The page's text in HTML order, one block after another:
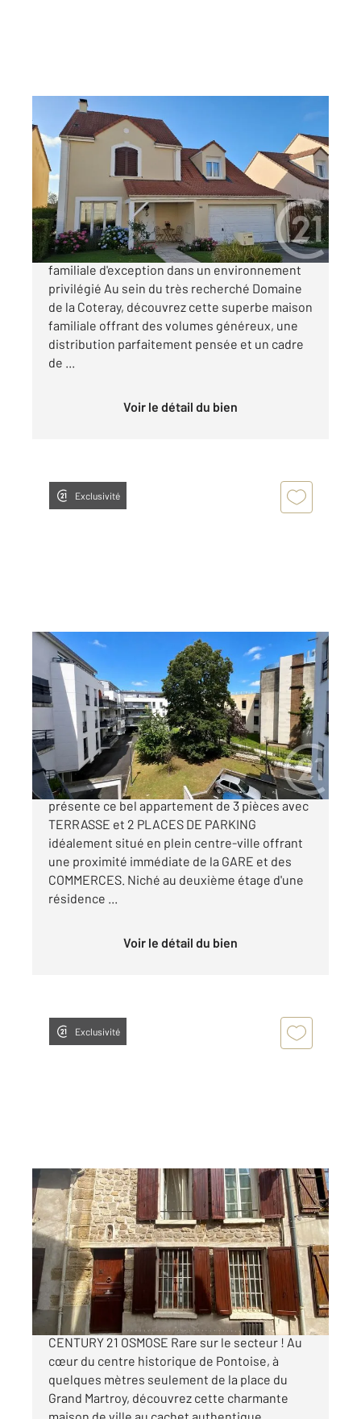
OSNY 95
153 m , 6 pièces
Ref : 677655
Maison à vendre
499 900 €
« LE DOMAINE DE LA COTERAY » Une maison
familiale d'exception dans un environnement
privilégié Au sein du très recherché Domaine
de la Coteray, découvrez cette superbe maison
familiale offrant des volumes généreux, une
distribution parfaitement pensée et un cadre
de ...
Voir le détail du bien
Exclusivité
ST OUEN L AUMONE 95
63 m2, 3 pièces
Ref : 677740
Appartement F3 à vendre
211 000 €
CENTRE-VILLE Century21 Osmose vous
présente ce bel appartement de 3 pièces avec
TERRASSE et 2 PLACES DE PARKING
idéalement situé en plein centre-ville offrant
une proximité immédiate de la GARE et des
COMMERCES. Niché au deuxième étage d'une
résidence ...
Voir le détail du bien
Exclusivité
PONTOISE 95
87,36 m2, 4 pièces
Ref : 677748
Maison à vendre
335 000 €
PONTOISE HYPER CENTRE EXCLUSIVITÉ
CENTURY 21 OSMOSE Rare sur le secteur ! Au
cœur du centre historique de Pontoise, à
quelques mètres seulement de la place du
Grand Martroy, découvrez cette charmante
maison de ville au cachet authentique.